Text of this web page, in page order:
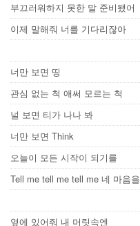
부끄러워하지 못한 말 준비됐어
이제 말해줘 너를 기다리잖아
너만 보면 띵
관심 없는 척 애써 모르는 척
널 보면 티가 나나 봐
너만 보면 Think
오늘이 모든 시작이 되기를
Tell me tell me tell me 네 마음을
옆에 있어줘 내 머릿속엔